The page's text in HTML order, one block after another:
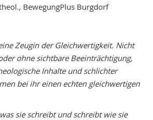
BewegungPlus Burgdorf
Zeugin der Gleichwertigkeit. Nicht
ohne sichtbare Beeinträchtigung,
Inhalte und schlichter
bei ihr einen echten gleichwertigen
sie schreibt und schreibt wie sie